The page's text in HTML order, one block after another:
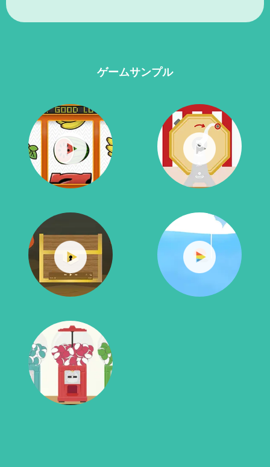
ゲームサンプル